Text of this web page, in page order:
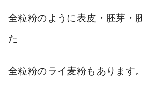
全粒粉のように表皮・胚芽・
た
全粒粉のライ麦粉もあります。